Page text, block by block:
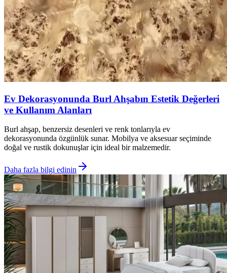
Ev Dekorasyonunda Burl Ahşabın Estetik Değerleri
ve Kullanım Alanları
Burl ahşap, benzersiz desenleri ve renk tonlarıyla ev
dekorasyonunda özgünlük sunar. Mobilya ve aksesuar seçiminde
doğal ve rustik dokunuşlar için ideal bir malzemedir.
Daha fazla bilgi edinin